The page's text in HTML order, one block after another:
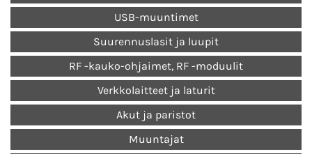
USB-muuntimet
Suurennuslasit ja luupit
RF -kauko-ohjaimet, RF -moduulit
Verkkolaitteet ja laturit
Akut ja paristot
Muuntajat